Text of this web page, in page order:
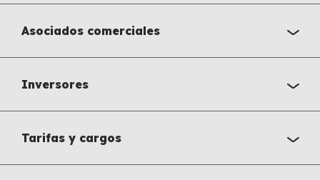
Asociados comerciales
Inversores
Tarifas y cargos